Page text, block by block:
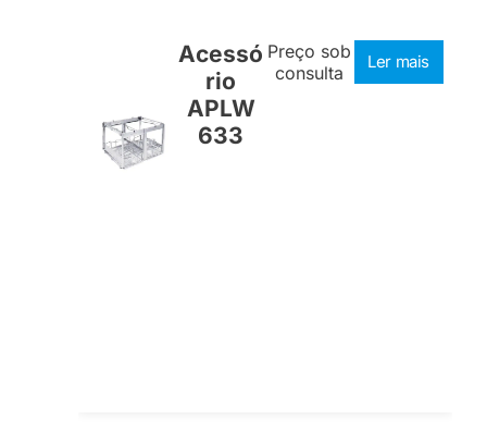
Acessó
rio
APLW
633
Preço sob
consulta
Ler mais